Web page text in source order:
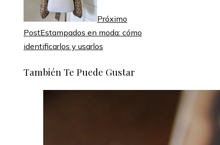
Próximo
PostEstampados en moda: cómo
identificarlos y usarlos
También Te Puede Gustar